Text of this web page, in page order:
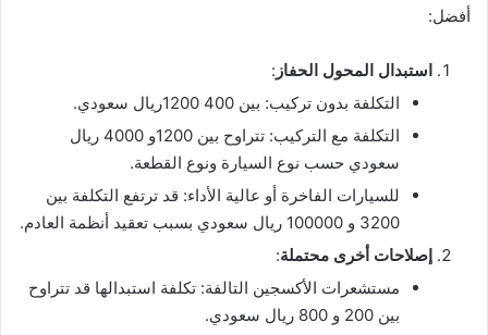
أفضل:
استبدال المحول الحفاز :
التكلفة بدون تركيب: بين 400 1200ريال سعودي.
التكلفة مع التركيب: تتراوح بين 1200و 4000 ريال
سعودي حسب نوع السيارة ونوع القطعة.
للسيارات الفاخرة أو عالية الأداء: قد ترتفع التكلفة بين
3200 و 100000 ريال سعودي بسبب تعقيد أنظمة العادم.
إصلاحات أخرى محتملة:
مستشعرات الأكسجين التالفة: تكلفة استبدالها قد تتراوح
بين 200 و 800 ريال سعودي.